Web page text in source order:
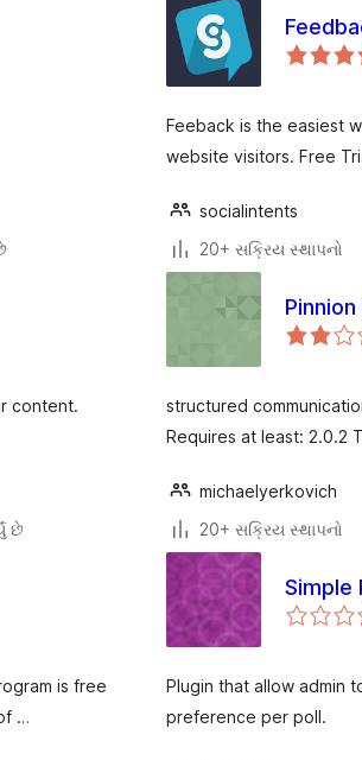
Feeback is the easiest
website visitors. Free
socialintents
20+ સક્રિય સ્થાપનો
content.
છે
Pinnion
structured
Requires at least: 2.0.2
michaelyerkovich
20+ સક્રિય સ્થાપનો
is free
…
Simple
Plugin that allow admin
preference per poll.